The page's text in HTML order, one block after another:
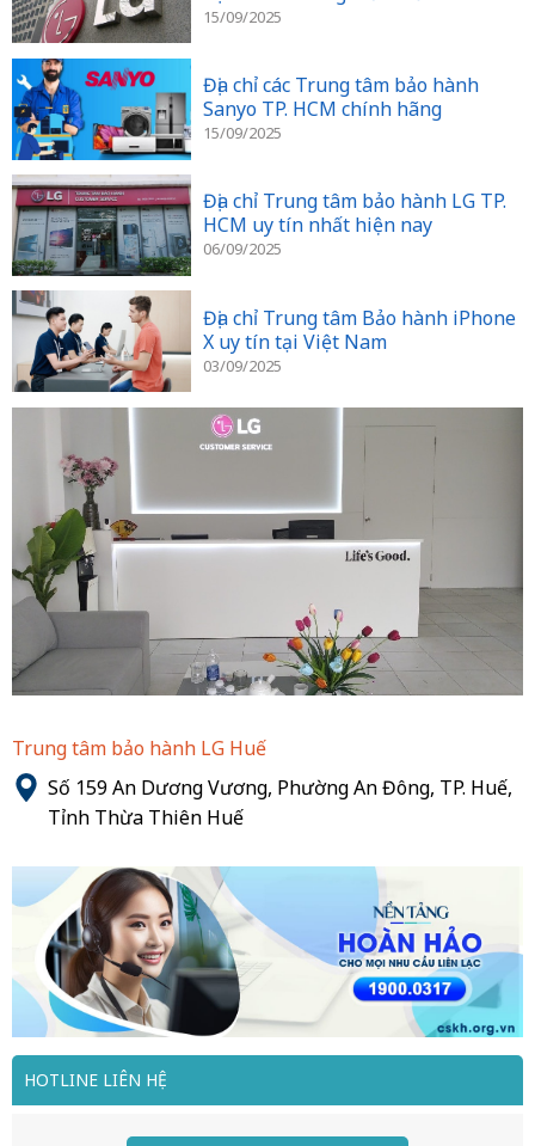
Trung tâm bảo hành LG Huế
Số 159 An Dương Vương, Phường An Đông, TP. Huế,
Tỉnh Thừa Thiên Huế
HOTLINE LIÊN HỆ
15/09/2025
Địa chỉ các Trung tâm bảo hành
Sanyo TP. HCM chính hãng
15/09/2025
Địa chỉ Trung tâm bảo hành LG TP.
HCM uy tín nhất hiện nay
06/09/2025
Địa chỉ Trung tâm Bảo hành iPhone
X uy tín tại Việt Nam
03/09/2025